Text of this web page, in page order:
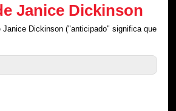
Janice Dickinson
Janice Dickinson ("anticipado" significa que